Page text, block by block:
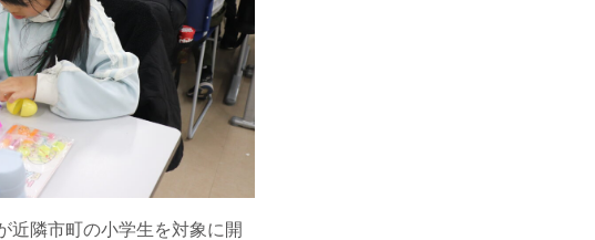
近隣市町の小学生を対象に開